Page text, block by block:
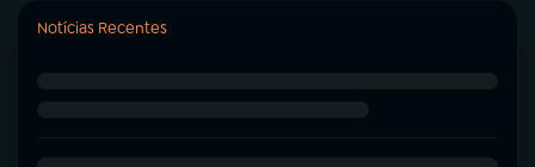
Notícias Recentes